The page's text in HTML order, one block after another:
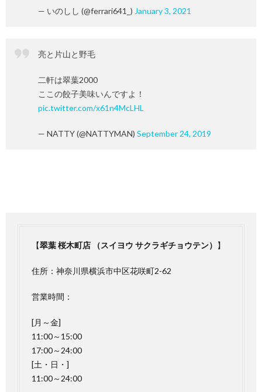
— いのしし (@ferrari641_) January 3, 2021
亮と片山と野毛
二軒は翠葉2000
ここの餃子美味いんですよ！
pic.twitter.com/x61n4McLHL
— NATTY (@NATTYMAN) September 24, 2019
【翠葉 桜木町店 （スイヨウ サクラギチョウテン） 】
住所：神奈川県横浜市中区花咲町2-62
営業時間：
[月～金]
11:00～15:00
17:00～24:00
[土・日・]
11:00～24:00